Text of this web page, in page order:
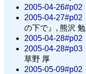
2005-04-26#p02
2005-04-27#p02
の下で』, 熊沢 勉
2005-04-28#p02
2005-04-28#p03
草野 厚
2005-05-09#p02